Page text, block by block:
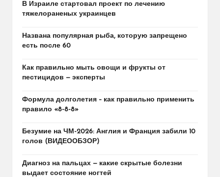
В Израиле стартовал проект по лечению
тяжелораненых украинцев
Названа популярная рыба, которую запрещено
есть после 60
Как правильно мыть овощи и фрукты от
пестицидов — эксперты
Формула долголетия – как правильно применить
правило «8-8-8»
Безумие на ЧМ-2026: Англия и Франция забили 10
голов (ВИДЕООБЗОР)
Диагноз на пальцах — какие скрытые болезни
выдает состояние ногтей